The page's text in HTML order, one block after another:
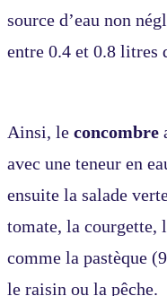
source d’eau non
entre 0.4 et 0.8 litres
Ainsi, le concombre
avec une teneur en
ensuite la salade
tomate, la courgette,
comme la pastèque
le raisin ou la pêche.